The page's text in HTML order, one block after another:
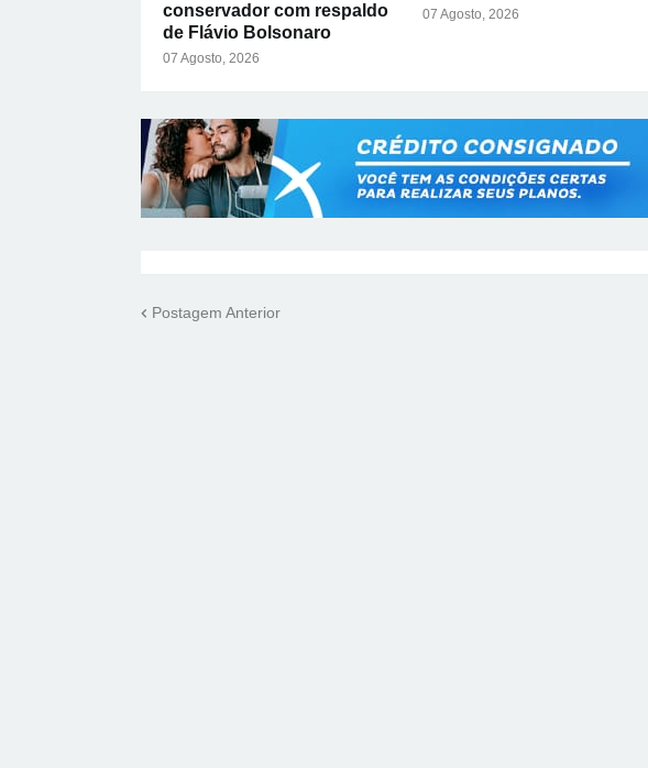
conservador com respaldo
de Flávio Bolsonaro
07 Agosto, 2026
07 Agosto, 2026
Postagem Anterior